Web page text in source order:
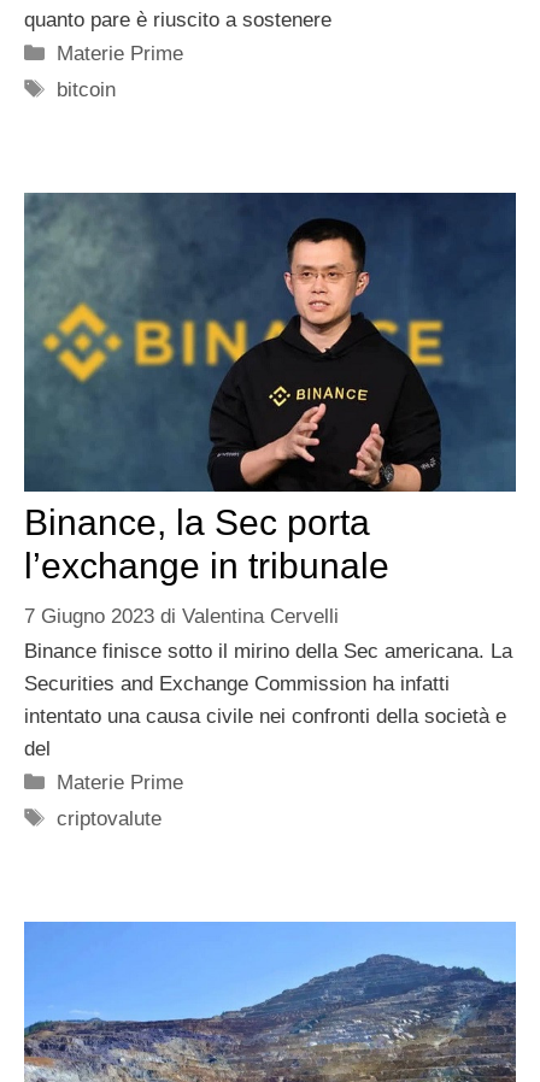
quanto pare è riuscito a sostenere
Categorie
Materie Prime
Tag
bitcoin
Binance, la Sec porta
l’exchange in tribunale
7 Giugno 2023 di Valentina Cervelli
Binance finisce sotto il mirino della Sec americana. La
Securities and Exchange Commission ha infatti
intentato una causa civile nei confronti della società e
del
Categorie
Materie Prime
Tag
criptovalute